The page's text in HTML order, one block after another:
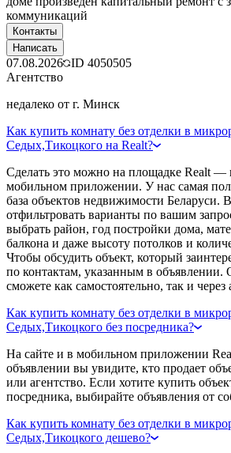
коммуникаций
Контакты
Написать
07.08.2026 ID 4050505
Агентство
недалеко от г. Минск
Как купить комнату без отделки в
Седых,Тикоцкого на Realt?
Сделать это можно на площадке Realt —
мобильном приложении. У нас самая
база объектов недвижимости Беларуси.
отфильтровать варианты по вашим
выбрать район, год постройки дома,
балкона и даже высоту потолков и
Чтобы обсудить объект, который
по контактам, указанным в
сможете как самостоятельно, так и через
Как купить комнату без отделки в
Седых,Тикоцкого без посредника?
На сайте и в мобильном приложении
объявлении вы увидите, кто продает
или агентство. Если хотите купить
посредника, выбирайте объявления от
Как купить комнату без отделки в
Седых,Тикоцкого дешево?